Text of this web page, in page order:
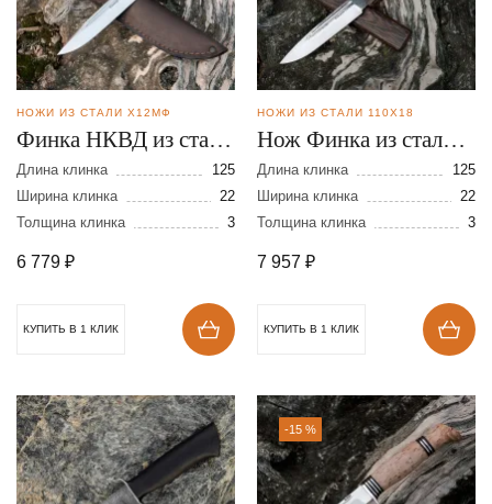
НОЖИ ИЗ СТАЛИ Х12МФ
Финка НКВД из стали
Х12МФ
Длина клинка
125
Ширина клинка
22
Толщина клинка
3
6 779 ₽
КУПИТЬ В 1 КЛИК
НОЖИ ИЗ СТАЛИ 110Х18
Нож Финка из стали
110Х18
Длина клинка
125
Ширина клинка
22
Толщина клинка
3
7 957 ₽
КУПИТЬ В 1 КЛИК
-15 %